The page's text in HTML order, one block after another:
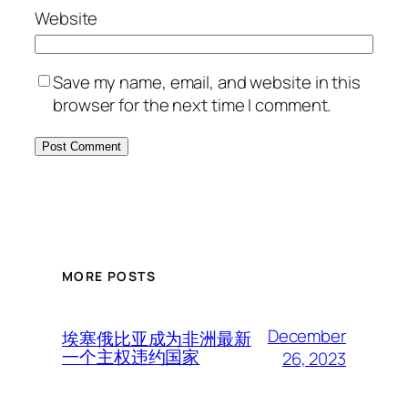
Website
Save my name, email, and website in this
browser for the next time I comment.
MORE POSTS
埃塞俄比亚成为非洲最新
一个主权违约国家
December
26, 2023